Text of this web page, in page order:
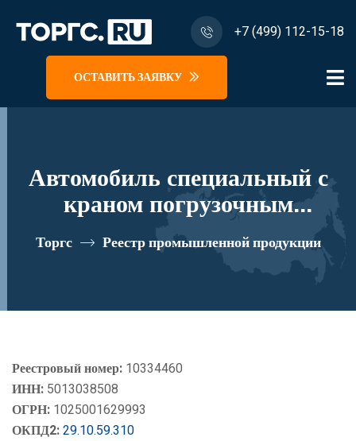
+7 (499) 112-15-18
ОСТАВИТЬ ЗАЯВКУ
Автомобиль специальный с
краном погрузочным
гидравлическим типа МКМА
на базе УРАЛ 4320, 5557 и
4Z322 реестровый номер
Торгс Реестр промышленной продукции
Реестровый номер: 10334460
ИНН: 5013038508
ОГРН: 1025001629993
ОКПД2:29.10.59.310